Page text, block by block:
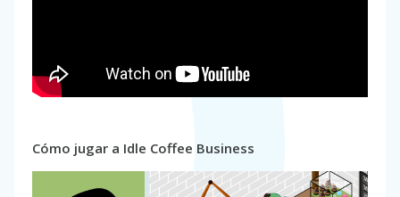
Cómo jugar a Idle Coffee Business